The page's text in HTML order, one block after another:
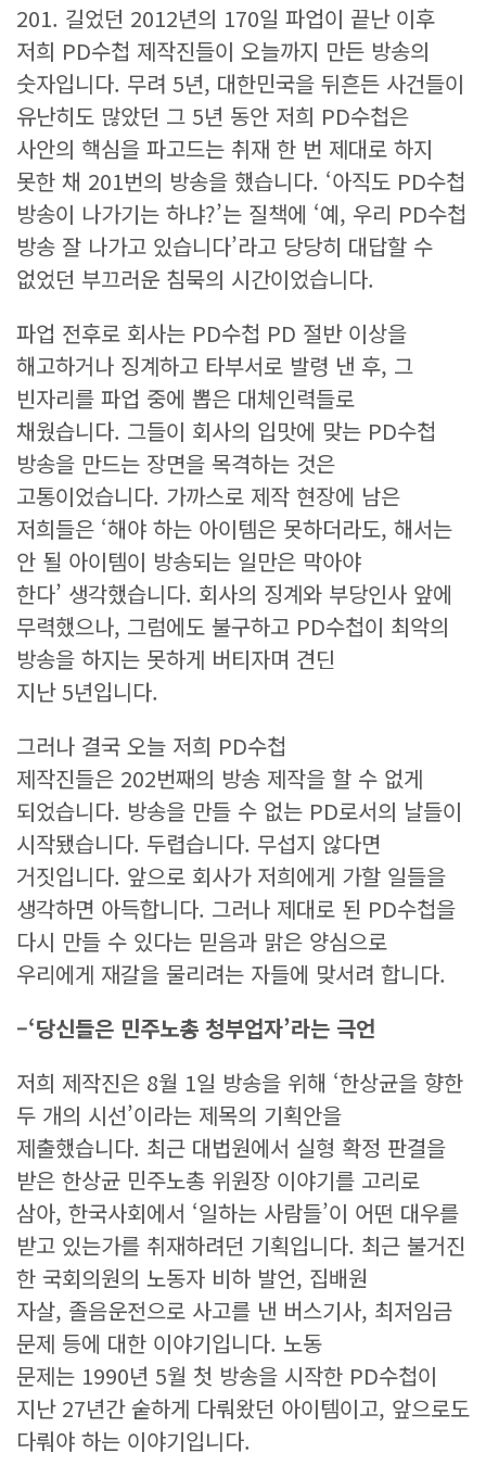
201. 길었던 2012년의 170일 파업이 끝난 이후
저희 PD수첩 제작진들이 오늘까지 만든 방송의
숫자입니다. 무려 5년, 대한민국을 뒤흔든 사건들이
유난히도 많았던 그 5년 동안 저희 PD수첩은
사안의 핵심을 파고드는 취재 한 번 제대로 하지
못한 채 201번의 방송을 했습니다. ‘아직도 PD수첩
방송이 나가기는 하냐?’는 질책에 ‘예, 우리 PD수첩
방송 잘 나가고 있습니다’라고 당당히 대답할 수
없었던 부끄러운 침묵의 시간이었습니다.
파업 전후로 회사는 PD수첩 PD 절반 이상을
해고하거나 징계하고 타부서로 발령 낸 후, 그
빈자리를 파업 중에 뽑은 대체인력들로
채웠습니다. 그들이 회사의 입맛에 맞는 PD수첩
방송을 만드는 장면을 목격하는 것은
고통이었습니다. 가까스로 제작 현장에 남은
저희들은 ‘해야 하는 아이템은 못하더라도, 해서는
안 될 아이템이 방송되는 일만은 막아야
한다’ 생각했습니다. 회사의 징계와 부당인사 앞에
무력했으나, 그럼에도 불구하고 PD수첩이 최악의
방송을 하지는 못하게 버티자며 견딘
지난 5년입니다.
그러나 결국 오늘 저희 PD수첩
제작진들은 202번째의 방송 제작을 할 수 없게
되었습니다. 방송을 만들 수 없는 PD로서의 날들이
시작됐습니다. 두렵습니다. 무섭지 않다면
거짓입니다. 앞으로 회사가 저희에게 가할 일들을
생각하면 아득합니다. 그러나 제대로 된 PD수첩을
다시 만들 수 있다는 믿음과 맑은 양심으로
우리에게 재갈을 물리려는 자들에 맞서려 합니다.
–‘당신들은 민주노총 청부업자’라는 극언
저희 제작진은 8월 1일 방송을 위해 ‘한상균을 향한
두 개의 시선’이라는 제목의 기획안을
제출했습니다. 최근 대법원에서 실형 확정 판결을
받은 한상균 민주노총 위원장 이야기를 고리로
삼아, 한국사회에서 ‘일하는 사람들’이 어떤 대우를
받고 있는가를 취재하려던 기획입니다. 최근 불거진
한 국회의원의 노동자 비하 발언, 집배원
자살, 졸음운전으로 사고를 낸 버스기사, 최저임금
문제 등에 대한 이야기입니다. 노동
문제는 1990년 5월 첫 방송을 시작한 PD수첩이
지난 27년간 숱하게 다뤄왔던 아이템이고, 앞으로도
다뤄야 하는 이야기입니다.